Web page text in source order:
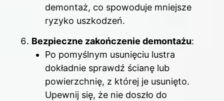
demontaż, co spowoduje mniejsze
ryzyko uszkodzeń.
Bezpieczne zakończenie demontażu:
Po pomyślnym usunięciu lustra
dokładnie sprawdź ścianę lub
powierzchnię, z której je usunięto.
Upewnij się, że nie doszło do